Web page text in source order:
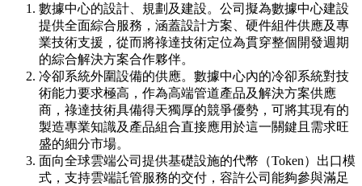
數據中心的設計、規劃及建設。公司擬為數據中心建設
提供全面綜合服務，涵蓋設計方案、硬件組件供應及專
業技術支援，從而將祿達技術定位為貫穿整個開發週期
的綜合解決方案合作夥伴。
冷卻系統外圍設備的供應。數據中心內的冷卻系統對技
術能力要求極高，作為高端管道產品及解決方案供應
商，祿達技術具備得天獨厚的競爭優勢，可將其現有的
製造專業知識及產品組合直接應用於這一關鍵且需求旺
盛的細分市場。
面向全球雲端公司提供基礎設施的代幣（Token）出口模
式，支持雲端託管服務的交付，容許公司能夠參與滿足